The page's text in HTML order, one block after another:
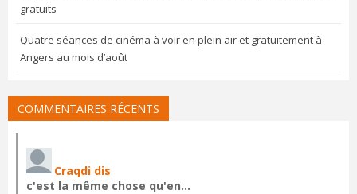
gratuits
Quatre séances de cinéma à voir en plein air et gratuitement à
Angers au mois d’août
COMMENTAIRES RÉCENTS
Craqdi dis
c'est la même chose qu'en…